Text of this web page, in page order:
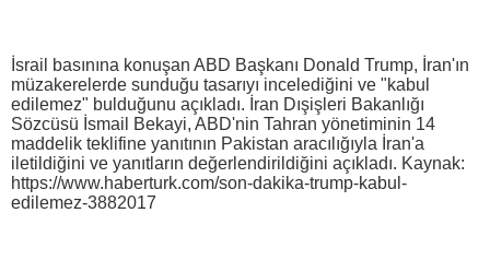
İsrail basınına konuşan ABD Başkanı Donald Trump, İran'ın
müzakerelerde sunduğu tasarıyı incelediğini ve "kabul
edilemez" bulduğunu açıkladı. İran Dışişleri Bakanlığı
Sözcüsü İsmail Bekayi, ABD'nin Tahran yönetiminin 14
maddelik teklifine yanıtının Pakistan aracılığıyla İran'a
iletildiğini ve yanıtların değerlendirildiğini açıkladı. Kaynak:
https://www.haberturk.com/son-dakika-trump-kabul-
edilemez-3882017